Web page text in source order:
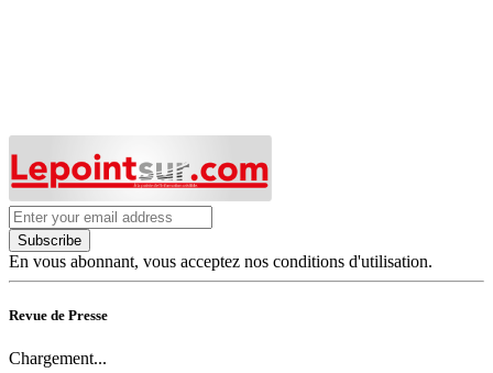
Subscribe
En vous abonnant, vous acceptez nos conditions d'utilisation.
Revue de Presse
Chargement...